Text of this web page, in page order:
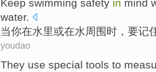
Keep swimming safety in mind
water.
当你在水里或在水周围时，要记
youdao
They use special tools to